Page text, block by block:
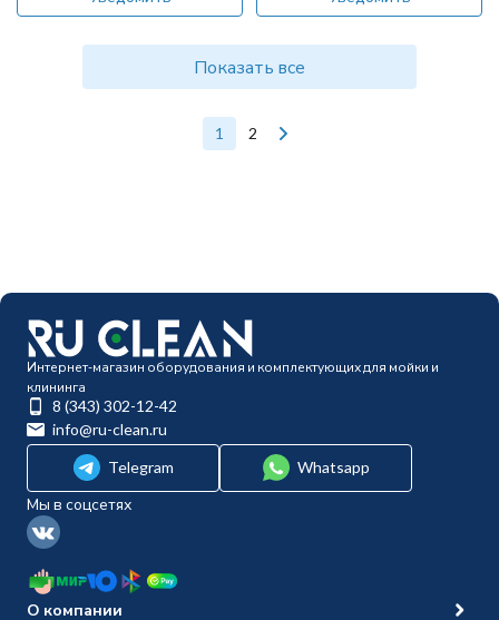
Показать все
1 2
Интернет-магазин оборудования и комплектующих для мойки и
клининга
8 (343) 302-12-42
info@ru-clean.ru
Telegram
Whatsapp
Мы в соцсетях
О компании